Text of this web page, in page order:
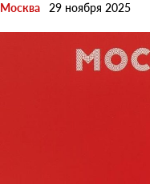
Москва 29 ноября 2025